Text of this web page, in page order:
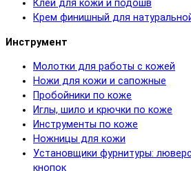
Клей для кожи и подошв
Крем финишный для
Инструмент
Молотки для работы с кожей
Ножи для кожи и сапожные
Пробойники по коже
Иглы, шило и крючки по коже
Инструменты по коже
Ножницы для кожи
Установщики фурнитуры:
кнопок